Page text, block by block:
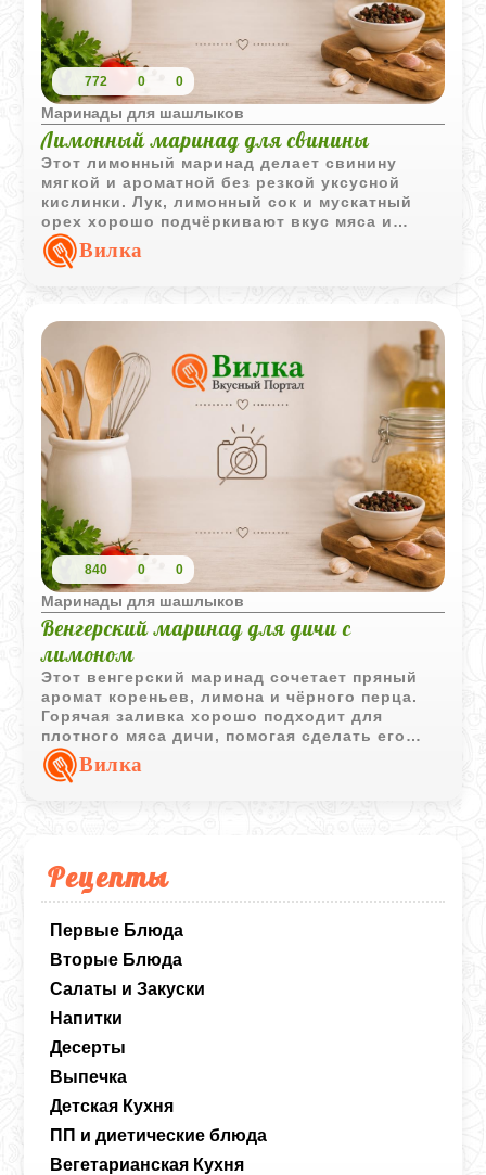
Рецепты
Первые Блюда
Вторые Блюда
Салаты и Закуски
Напитки
Десерты
Выпечка
Детская Кухня
ПП и диетические блюда
Вегетарианская Кухня
772 0 0
Маринады для шашлыков
Лимонный маринад для свинины
Этот лимонный маринад делает свинину
мягкой и ароматной без резкой уксусной
кислинки. Лук, лимонный сок и мускатный
орех хорошо подчёркивают вкус мяса и
помогают получить сочный шашлык.
Вилка
840 0 0
Маринады для шашлыков
Венгерский маринад для дичи с
лимоном
Этот венгерский маринад сочетает пряный
аромат кореньев, лимона и чёрного перца.
Горячая заливка хорошо подходит для
плотного мяса дичи, помогая сделать его
мягче и насыщеннее по вкусу.
Вилка